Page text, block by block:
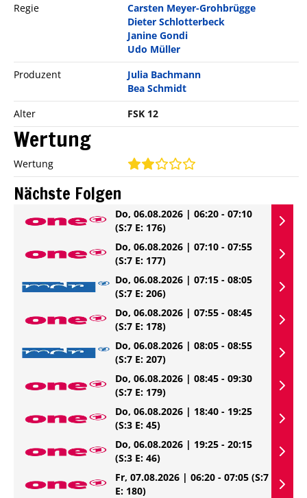
Regie
Carsten Meyer-Grohbrügge
Dieter Schlotterbeck
Janine Gondi
Udo Müller
Produzent
Julia Bachmann
Bea Schmidt
Alter
FSK 12
Wertung
Wertung
Nächste Folgen
Do, 06.08.2026 | 06:20 - 07:10
(S:7 E: 176)
Do, 06.08.2026 | 07:10 - 07:55
(S:7 E: 177)
Do, 06.08.2026 | 07:15 - 08:05
(S:7 E: 206)
Do, 06.08.2026 | 07:55 - 08:45
(S:7 E: 178)
Do, 06.08.2026 | 08:05 - 08:55
(S:7 E: 207)
Do, 06.08.2026 | 08:45 - 09:30
(S:7 E: 179)
Do, 06.08.2026 | 18:40 - 19:25
(S:3 E: 45)
Do, 06.08.2026 | 19:25 - 20:15
(S:3 E: 46)
Fr, 07.08.2026 | 06:20 - 07:05 (S:7
E: 180)